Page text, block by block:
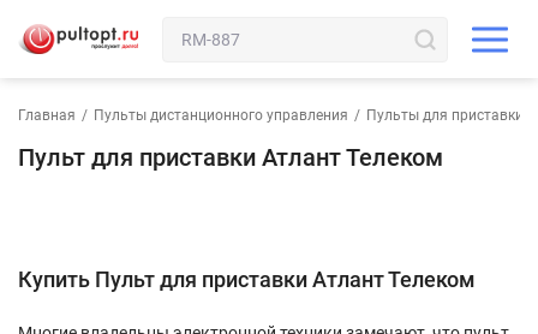
Главная / Пульты дистанционного управления / Пульты для приставки
Пульт для приставки Атлант Телеком
Купить Пульт для приставки Атлант Телеком